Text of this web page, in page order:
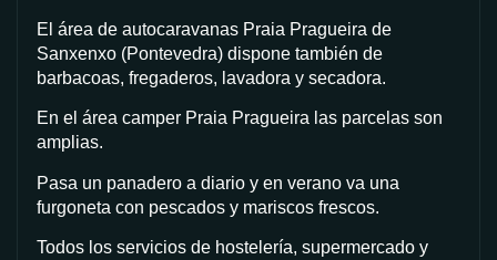
El área de autocaravanas Praia Pragueira de
Sanxenxo (Pontevedra) dispone también de
barbacoas, fregaderos, lavadora y secadora.
En el área camper Praia Pragueira las parcelas son
amplias.
Pasa un panadero a diario y en verano va una
furgoneta con pescados y mariscos frescos.
Todos los servicios de hostelería, supermercado y